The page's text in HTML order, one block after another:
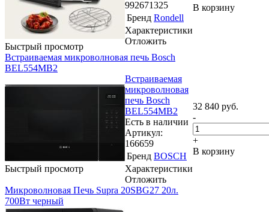
Быстрый просмотр
992671325
Бренд Rondell
Характеристики
Отложить
В корзину
Встраиваемая микроволновая печь Bosch
BEL554MB2
Быстрый просмотр
Встраиваемая
микроволновая
печь Bosch
BEL554MB2
Есть в наличии
Артикул:
166659
Бренд BOSCH
Характеристики
Отложить
32 840 руб.
-
+
В корзину
Микроволновая Печь Supra 20SBG27 20л.
700Вт черный